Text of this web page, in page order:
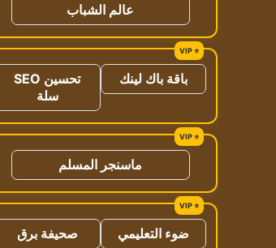
عالم الشباب
باقة باك لينك
تحسين SEO
سلة
ماسنجر المسلم
ضوء التعليمي
صحيفة برق